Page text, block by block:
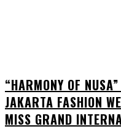
“HARMONY OF
JAKARTA FASHION
MISS GRAND